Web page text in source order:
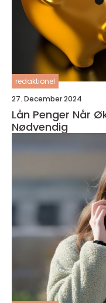
redaktionel
27. December 2024
Lån Penger Når Økonomisk Fleksibilitet Blir
Nødvendig